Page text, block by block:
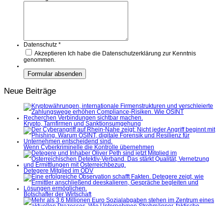
Datenschutz *
Akzeptieren Ich habe die Datenschutzerklärung zur Kenntnis
genommen.
Neue Beiträge
Krypto, Tarnfirmen und Sanktionsumgehung
Wenn Cyberkriminelle die Kontrolle übernehmen
Detegere Mitglied im ÖDV
Botschafter der Wirtschaft